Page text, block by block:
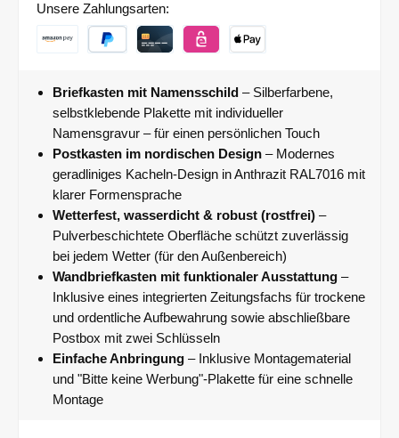
Unsere Zahlungsarten:
Briefkasten mit Namensschild – Silberfarbene,
selbstklebende Plakette mit individueller
Namensgravur – für einen persönlichen Touch
Postkasten im nordischen Design – Modernes
geradliniges Kacheln-Design in Anthrazit RAL7016 mit
klarer Formensprache
Wetterfest, wasserdicht & robust (rostfrei) –
Pulverbeschichtete Oberfläche schützt zuverlässig
bei jedem Wetter (für den Außenbereich)
Wandbriefkasten mit funktionaler Ausstattung –
Inklusive eines integrierten Zeitungsfachs für trockene
und ordentliche Aufbewahrung sowie abschließbare
Postbox mit zwei Schlüsseln
Einfache Anbringung – Inklusive Montagematerial
und "Bitte keine Werbung"-Plakette für eine schnelle
Montage